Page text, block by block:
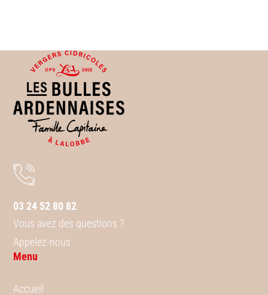
03 24 52 80 82
Vous avez des questions ?
Appelez-nous
Menu
Accueil